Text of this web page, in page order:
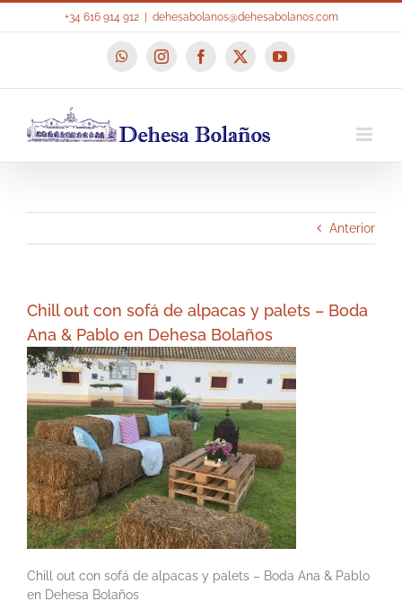
+34 616 914 912 dehesabolanos@dehesabolanos.com
WhatsAppInstagramFacebook
X YouTube
Anterior
Chill out con sofá de alpacas y palets – Boda
Ana & Pablo en Dehesa Bolaños
Chill out con sofá de alpacas y palets – Boda Ana & Pablo
en Dehesa Bolaños